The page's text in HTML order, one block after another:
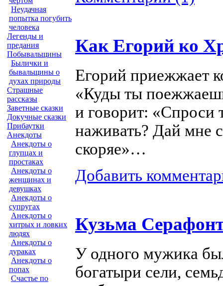
Неудачная
попытка погубить
человека
Легенды и
предания
Побывальщины
Былички и
бывальщины о
духах природы
Страшные
рассказы
Заветные сказки
Докучные сказки
Прибаутки
Анекдоты
Анекдоты о
глупцах и
простаках
Анекдоты о
женщинах и
девушках
Анекдоты о
супругах
Анекдоты о
хитрых и ловких
людях
Анекдоты о
дураках
Анекдоты о
попах
Счастье по
Как Егорий ко
Егорий приежжает
«Куды ты
и говорит:
наживать? Дай мне
скоряе»…
Добавить
Кузьма
У одного мужика
богатыри сели,